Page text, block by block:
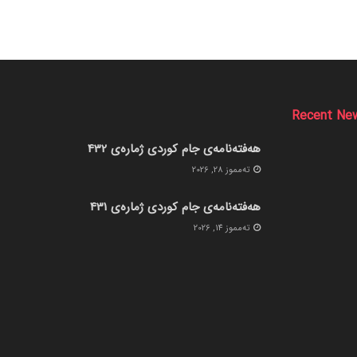
Recent
هەفتەنامەی جام کوردی ژمارەی 432
ته‌مموز 28, 2026
هەفتەنامەی جام کوردی ژمارەی 431
ته‌مموز 14, 2026